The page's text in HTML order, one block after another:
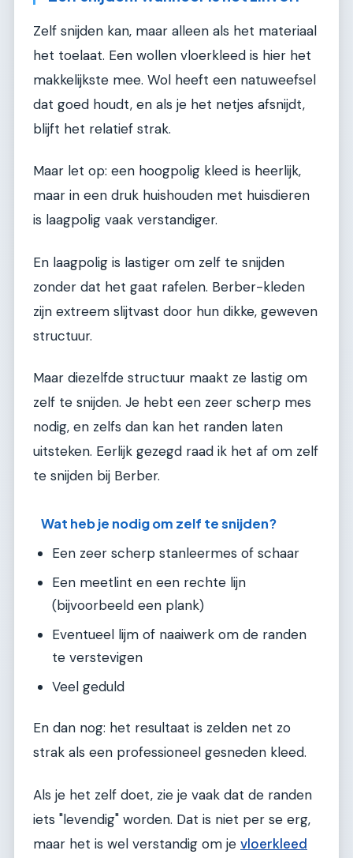
Zelf snijden kan, maar alleen als het materiaal
het toelaat. Een wollen vloerkleed is hier het
makkelijkste mee. Wol heeft een natuweefsel
dat goed houdt, en als je het netjes afsnijdt,
blijft het relatief strak.
Maar let op: een hoogpolig kleed is heerlijk,
maar in een druk huishouden met huisdieren
is laagpolig vaak verstandiger.
En laagpolig is lastiger om zelf te snijden
zonder dat het gaat rafelen. Berber-kleden
zijn extreem slijtvast door hun dikke, geweven
structuur.
Maar diezelfde structuur maakt ze lastig om
zelf te snijden. Je hebt een zeer scherp mes
nodig, en zelfs dan kan het randen laten
uitsteken. Eerlijk gezegd raad ik het af om zelf
te snijden bij Berber.
Wat heb je nodig om zelf te snijden?
Een zeer scherp stanleermes of schaar
Een meetlint en een rechte lijn
(bijvoorbeeld een plank)
Eventueel lijm of naaiwerk om de randen
te verstevigen
Veel geduld
En dan nog: het resultaat is zelden net zo
strak als een professioneel gesneden kleed.
Als je het zelf doet, zie je vaak dat de randen
iets "levendig" worden. Dat is niet per se erg,
maar het is wel verstandig om je vloerkleed